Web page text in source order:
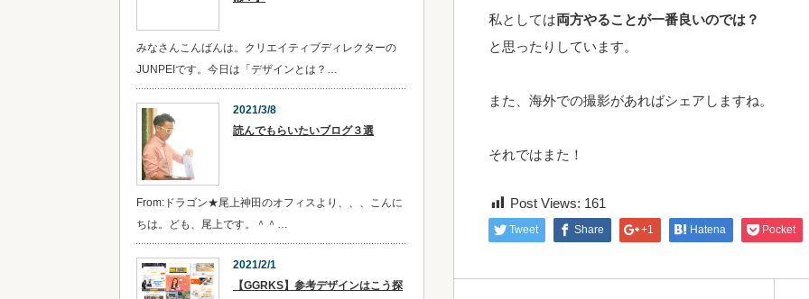
私としては両方やることが一番良いのでは？
と思ったりしています。
また、海外での撮影があればシェアしますね。
それではまた！
Post Views: 161
Tweet Share +1 Hatena Pocket
みなさんこんばんは。クリエイティブディレクターの
JUNPEIです。今日は「デザインとは？…
2021/3/8
読んでもらいたいブログ３選
From:ドラゴン★尾上神田のオフィスより、、、こんに
ちは。ども、尾上です。＾＾…
2021/2/1
【GGRKS】参考デザインはこう探